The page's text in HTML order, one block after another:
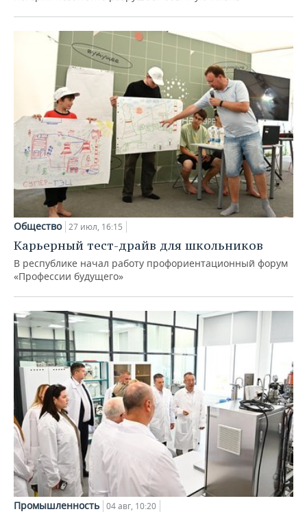
Общество 27 июл, 16:15
Карьерный тест-драйв для школьников
В республике начал работу профориентационный форум
«Профессии будущего»
Промышленность 04 авг, 10:20